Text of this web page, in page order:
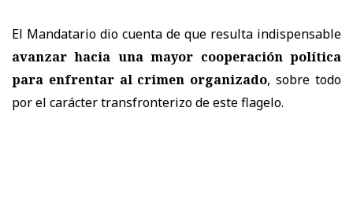
El Mandatario dio cuenta de que resulta indispensable
avanzar hacia una mayor cooperación política
para enfrentar al crimen organizado, sobre todo
por el carácter transfronterizo de este flagelo.